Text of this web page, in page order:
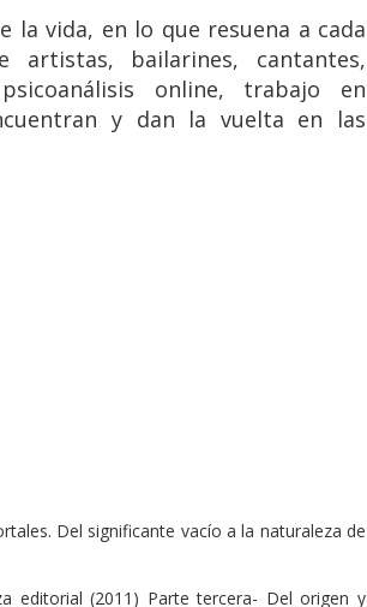
la vida, en lo que resuena a cada
artistas, bailarines, cantantes,
online, trabajo en
y dan la vuelta en las
Del significante vacío a la naturaleza de
editorial (2011) Parte tercera- Del origen y